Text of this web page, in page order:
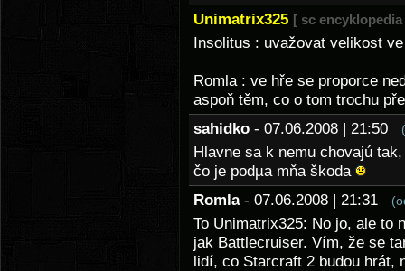
Unimatrix325 [ sc encyklopedia
Insolitus : uvažovat velikost
Romla : ve hře se proporce
aspoň těm, co o tom trochu
sahidko - 07.06.2008 | 21:50
Hlavne sa k nemu chovajú
čo je podµa mňa škoda
Romla - 07.06.2008 | 21:31
To Unimatrix325: No jo, ale to
jak Battlecruiser. Vím, že se
lidí, co Starcraft 2 budou hrát,